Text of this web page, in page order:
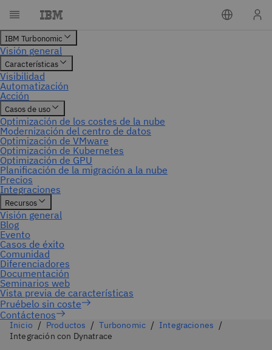
Contáctenos
Inicio Productos Turbonomic
Integraciones
Integración con Dynatrace